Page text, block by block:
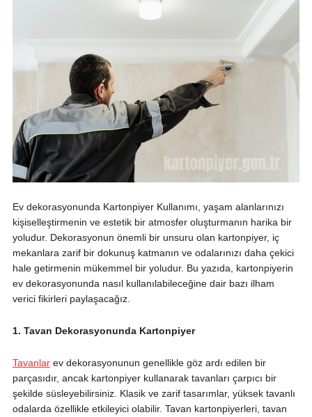
Ev dekorasyonunda Kartonpiyer Kullanımı, yaşam alanlarınızı
kişiselleştirmenin ve estetik bir atmosfer oluşturmanın harika bir
yoludur. Dekorasyonun önemli bir unsuru olan kartonpiyer, iç
mekanlara zarif bir dokunuş katmanın ve odalarınızı daha çekici
hale getirmenin mükemmel bir yoludur. Bu yazıda, kartonpiyerin
ev dekorasyonunda nasıl kullanılabileceğine dair bazı ilham
verici fikirleri paylaşacağız.
1. Tavan Dekorasyonunda Kartonpiyer
Tavanlarev dekorasyonunun genellikle göz ardı edilen bir
parçasıdır, ancak kartonpiyer kullanarak tavanları çarpıcı bir
şekilde süsleyebilirsiniz. Klasik ve zarif tasarımlar, yüksek tavanlı
odalarda özellikle etkileyici olabilir. Tavan kartonpiyerleri, tavan